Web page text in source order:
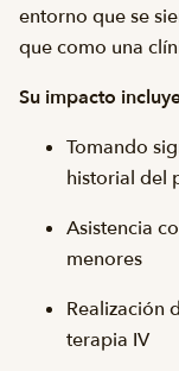
entorno que se
que como una
Su impacto
Tomando
historial del
Asistencia
menores
Realización
terapia IV